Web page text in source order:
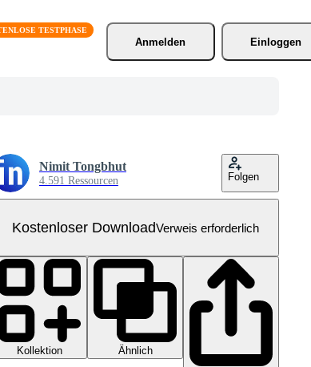
Anmelden
Einloggen
Nimit Tongbhut
4.591 Ressourcen Folgen
Kostenloser DownloadVerweis erforderlich
Kollektion
Ähnlich